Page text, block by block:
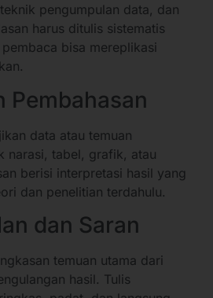
pengumpulan data, dan
harus ditulis sistematis
bisa mereplikasi
Pembahasan
data atau temuan
narasi, tabel, grafik, atau
berisi interpretasi hasil yang
dan penelitian terdahulu.
dan Saran
temuan utama dari
hasil. Tulis